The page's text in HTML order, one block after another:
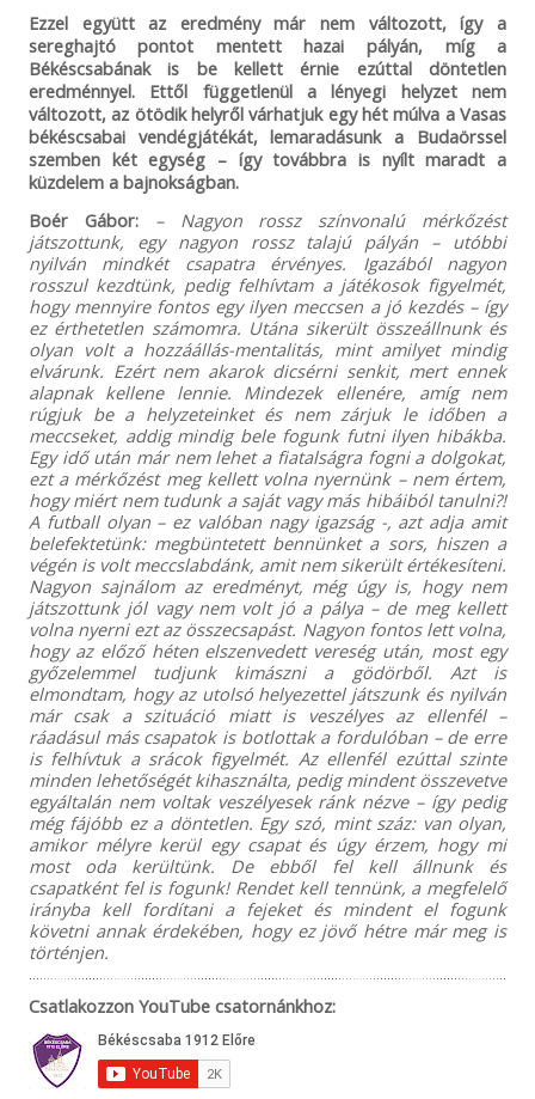
Ezzel együtt az eredmény már nem változott, így a
sereghajtó pontot mentett hazai pályán, míg a
Békéscsabának is be kellett érnie ezúttal döntetlen
eredménnyel. Ettől függetlenül a lényegi helyzet nem
változott, az ötödik helyről várhatjuk egy hét múlva a Vasas
békéscsabai vendégjátékát, lemaradásunk a Budaörssel
szemben két egység – így továbbra is nyílt maradt a
küzdelem a bajnokságban.
Boér Gábor:
– Nagyon rossz színvonalú mérkőzést
játszottunk, egy nagyon rossz talajú pályán – utóbbi
nyilván mindkét csapatra érvényes. Igazából nagyon
rosszul kezdtünk, pedig felhívtam a játékosok figyelmét,
hogy mennyire fontos egy ilyen meccsen a jó kezdés – így
ez érthetetlen számomra. Utána sikerült összeállnunk és
olyan volt a hozzáállás-mentalitás, mint amilyet mindig
elvárunk. Ezért nem akarok dicsérni senkit, mert ennek
alapnak kellene lennie. Mindezek ellenére, amíg nem
rúgjuk be a helyzeteinket és nem zárjuk le időben a
meccseket, addig mindig bele fogunk futni ilyen hibákba.
Egy idő után már nem lehet a fiatalságra fogni a dolgokat,
ezt a mérkőzést meg kellett volna nyernünk – nem értem,
hogy miért nem tudunk a saját vagy más hibáiból tanulni?!
A futball olyan – ez valóban nagy igazság -, azt adja amit
belefektetünk: megbüntetett bennünket a sors, hiszen a
végén is volt meccslabdánk, amit nem sikerült értékesíteni.
Nagyon sajnálom az eredményt, még úgy is, hogy nem
játszottunk jól vagy nem volt jó a pálya – de meg kellett
volna nyerni ezt az összecsapást. Nagyon fontos lett volna,
hogy az előző héten elszenvedett vereség után, most egy
győzelemmel tudjunk kimászni a gödörből. Azt is
elmondtam, hogy az utolsó helyezettel játszunk és nyilván
már csak a szituáció miatt is veszélyes az ellenfél –
ráadásul más csapatok is botlottak a fordulóban – de erre
is felhívtuk a srácok figyelmét. Az ellenfél ezúttal szinte
minden lehetőségét kihasználta, pedig mindent összevetve
egyáltalán nem voltak veszélyesek ránk nézve – így pedig
még fájóbb ez a döntetlen. Egy szó, mint száz: van olyan,
amikor mélyre kerül egy csapat és úgy érzem, hogy mi
most oda kerültünk. De ebből fel kell állnunk és
csapatként fel is fogunk! Rendet kell tennünk, a megfelelő
irányba kell fordítani a fejeket és mindent el fogunk
követni annak érdekében, hogy ez jövő hétre már meg is
történjen.
Csatlakozzon YouTube csatornánkhoz: